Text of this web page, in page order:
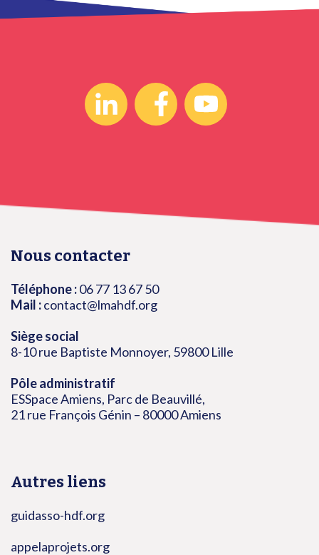
Nous contacter
Téléphone :06 77 13 67 50
Mail :contact@lmahdf.org
Siège social
8-10 rue Baptiste Monnoyer, 59800 Lille
Pôle administratif
ESSpace Amiens, Parc de Beauvillé,
21 rue François Génin – 80000 Amiens
Autres liens
guidasso-hdf.org
appelaprojets.org